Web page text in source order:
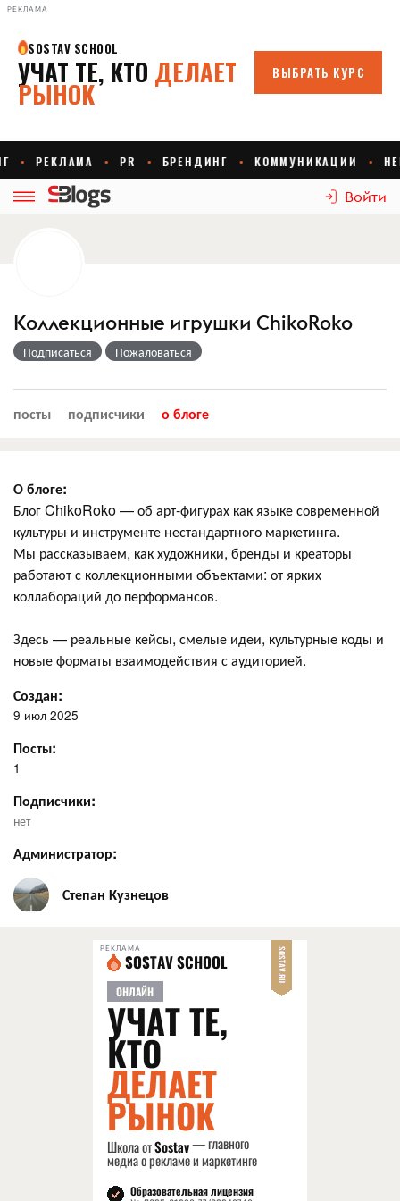
РЕКЛАМА
Войти
Коллекционные игрушки ChikoRoko
Подписаться Пожаловаться
посты подписчики о блоге
О блоге:
Блог ChikoRoko — об арт-фигурах как языке современной
культуры и инструменте нестандартного маркетинга.
Мы рассказываем, как художники, бренды и креаторы
работают с коллекционными объектами: от ярких
коллабораций до перформансов.
Здесь — реальные кейсы, смелые идеи, культурные коды и
новые форматы взаимодействия с аудиторией.
Создан:
9 июл 2025
Посты:
1
Подписчики:
нет
Администратор:
Степан Кузнецов
РЕКЛАМА